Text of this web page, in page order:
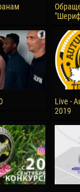
Live -
2019